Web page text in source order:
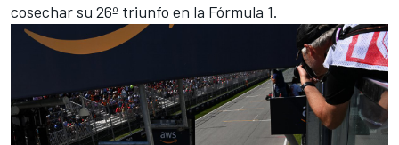
cosechar su 26º triunfo en la Fórmula 1.